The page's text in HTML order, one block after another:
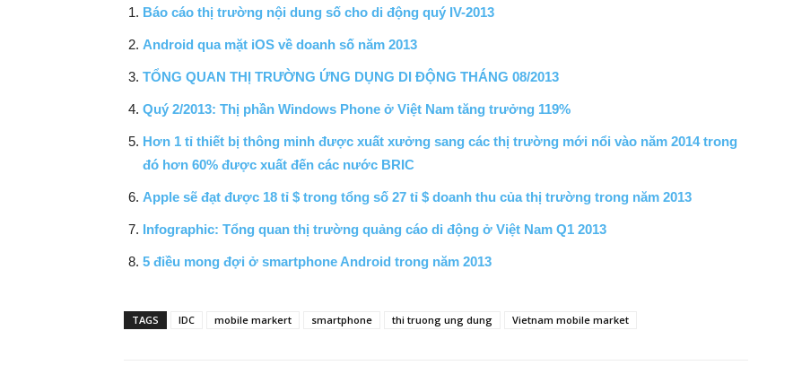
Báo cáo thị trường nội dung số cho di động quý IV-2013
Android qua mặt iOS về doanh số năm 2013
TỔNG QUAN THỊ TRƯỜNG ỨNG DỤNG DI ĐỘNG THÁNG 08/2013
Quý 2/2013: Thị phần Windows Phone ở Việt Nam tăng trưởng 119%
Hơn 1 tỉ thiết bị thông minh được xuất xưởng sang các thị trường mới nổi vào năm 2014 trong
đó hơn 60% được xuất đến các nước BRIC
Apple sẽ đạt được 18 tỉ $ trong tổng số 27 tỉ $ doanh thu của thị trường trong năm 2013
Infographic: Tổng quan thị trường quảng cáo di động ở Việt Nam Q1 2013
5 điều mong đợi ở smartphone Android trong năm 2013
TAGS IDC mobile markert smartphone thi truong ung dung Vietnam mobile market